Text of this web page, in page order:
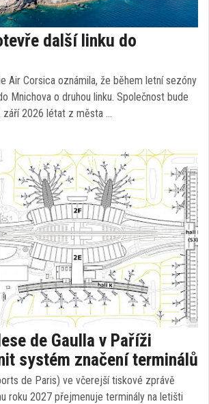
další linku do
Air Corsica oznámila, že během letní sezóny
Mnichova o druhou linku. Společnost bude
září 2026 létat z města …
de Gaulla v Paříži
systém značení terminálů
de Paris) ve včerejší tiskové zprávě
roku 2027 přejmenuje terminály na letišti